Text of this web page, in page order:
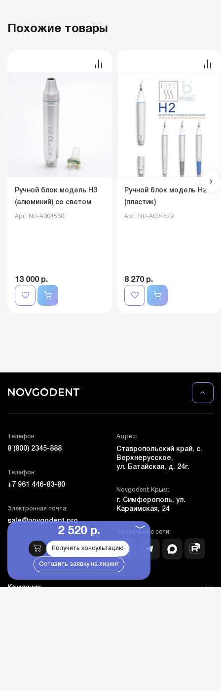
2 520 р.
Получить консультацию
Оставить заявку на лизинг
Похожие товары
Ручной блок модель H3
(алюминий) со светом
Арт.: ND-A004530
13 000 р.
Ручной блок модель H2
(пластик)
Арт.: ND-A004529
8 270 р.
Телефон:
8 (800) 2345-888
Телефон:
+7 961 446-83-80
Электронная почта:
sale@novgodent.pro
Адрес:
Ставропольский край, с.
Верхнерусское,
ул. Батайская, д. 24г.
Novgodent Крым:
г. Симферополь, ул.
Караимская, 24
Социальные сети:
Компания